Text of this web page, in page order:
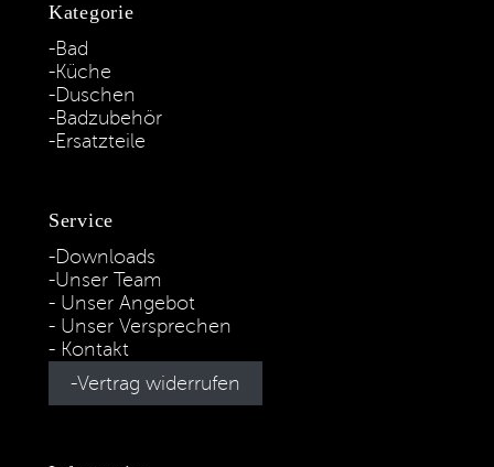
Kategorie
Bad
Küche
Duschen
Badzubehör
Ersatzteile
Service
Downloads
Unser Team
Unser Angebot
Unser Versprechen
Kontakt
Vertrag widerrufen